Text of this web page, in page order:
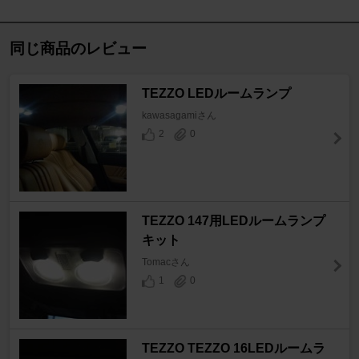
同じ商品のレビュー
TEZZO LEDルームランプ
kawasagamiさん
2
0
TEZZO 147用LEDルームランプ
キット
Tomacさん
1
0
TEZZO TEZZO 16LEDルームラ